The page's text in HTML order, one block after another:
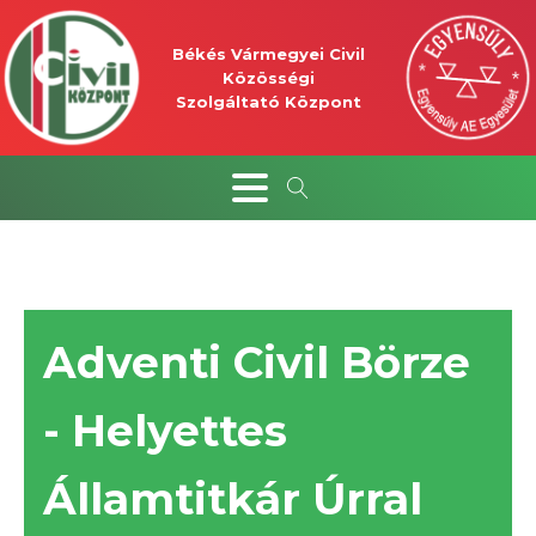
Békés Vármegyei Civil
Közösségi
Szolgáltató Központ
Adventi Civil Börze
- Helyettes
Államtitkár Úrral